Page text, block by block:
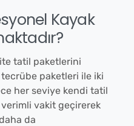
Kayak
tatil paketlerini
paketleri ile iki
her seviye kendi tatil
vakit geçirerek
da